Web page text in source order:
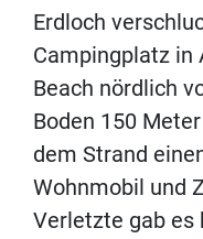
Erdloch
Campingplatz in
Beach nördlich
Boden 150
dem Strand
Wohnmobil und
Verletzte gab es